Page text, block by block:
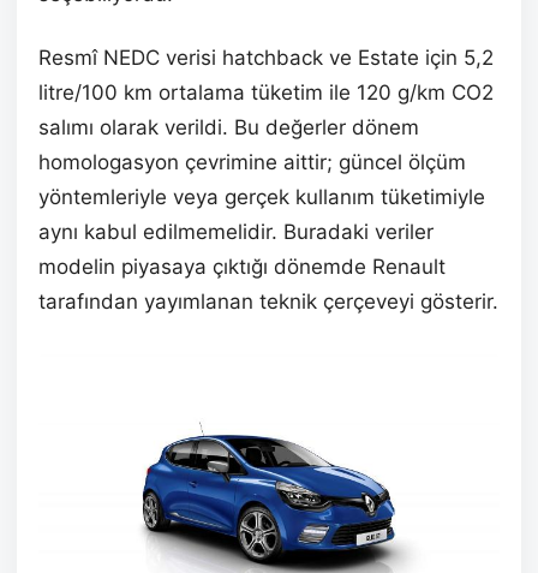
Resmî NEDC verisi hatchback ve Estate için 5,2
litre/100 km ortalama tüketim ile 120 g/km CO2
salımı olarak verildi. Bu değerler dönem
homologasyon çevrimine aittir; güncel ölçüm
yöntemleriyle veya gerçek kullanım tüketimiyle
aynı kabul edilmemelidir. Buradaki veriler
modelin piyasaya çıktığı dönemde Renault
tarafından yayımlanan teknik çerçeveyi gösterir.